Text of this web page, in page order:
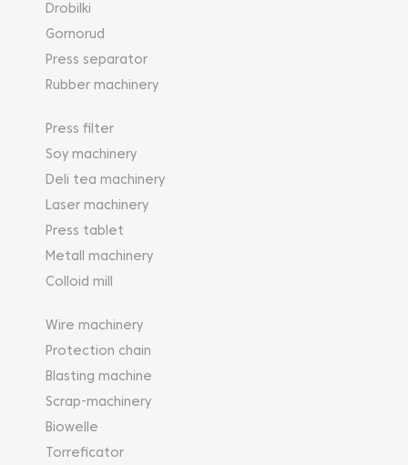
Drobilki
Gornorud
Press separator
Rubber machinery
Press filter
Soy machinery
Deli tea machinery
Laser machinery
Press tablet
Metall machinery
Colloid mill
Wire machinery
Protection chain
Blasting machine
Scrap-machinery
Biowelle
Torreficator